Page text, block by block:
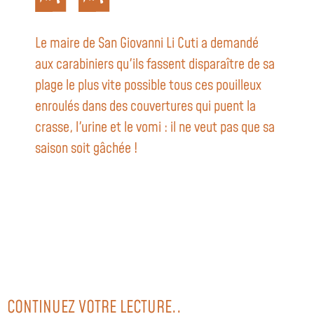
Le maire de San Giovanni Li Cuti a demandé
aux carabiniers qu'ils fassent disparaître de sa
plage le plus vite possible tous ces pouilleux
enroulés dans des couvertures qui puent la
crasse, l'urine et le vomi : il ne veut pas que sa
saison soit gâchée !
CONTINUEZ VOTRE LECTURE..